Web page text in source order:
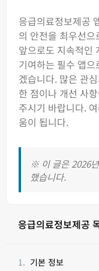
응급의료정보제공
의 안전을 최우선
앞으로도 지속적인
기여하는 필수 앱
겠습니다. 많은 관
한 점이나 개선 사
주시기 바랍니다.
움이 됩니다.
※ 이 글은 2026
했습니다.
응급의료정보제공
기본 정보